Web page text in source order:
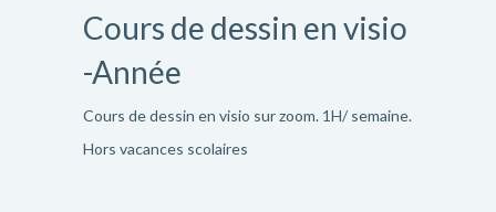
Cours de dessin en visio
-Année
Cours de dessin en visio sur zoom. 1H/ semaine.
Hors vacances scolaires